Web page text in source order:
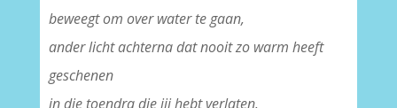
beweegt om over water te gaan,
ander licht achterna dat nooit zo warm heeft
geschenen
in die toendra die jij hebt verlaten.